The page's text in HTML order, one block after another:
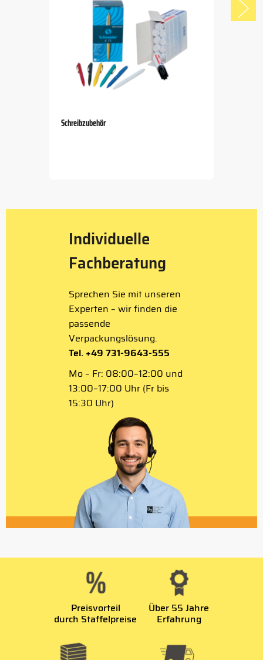
Schreibzubehör
Individuelle
Fachberatung
Sprechen Sie mit unseren
Experten – wir finden die
passende
Verpackungslösung.
Tel. +49 731-9643-555
Mo – Fr: 08:00–12:00 und
13:00–17:00 Uhr (Fr bis
15:30 Uhr)
Preisvorteil
durch Staffelpreise
Über 55 Jahre
Erfahrung